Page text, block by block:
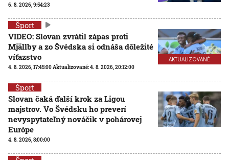
6. 8. 2026, 9:54:23
AKTUALIZOVANÉ
Šport
VIDEO: Slovan zvrátil zápas proti
Mjällby a zo Švédska si odnáša dôležité
víťazstvo
4. 8. 2026, 17:45:00Aktualizované:4. 8. 2026, 20:12:00
Šport
Slovan čaká ďalší krok za Ligou
majstrov. Vo Švédsku ho preverí
nevyspytateľný nováčik v pohárovej
Európe
4. 8. 2026, 8:00:00